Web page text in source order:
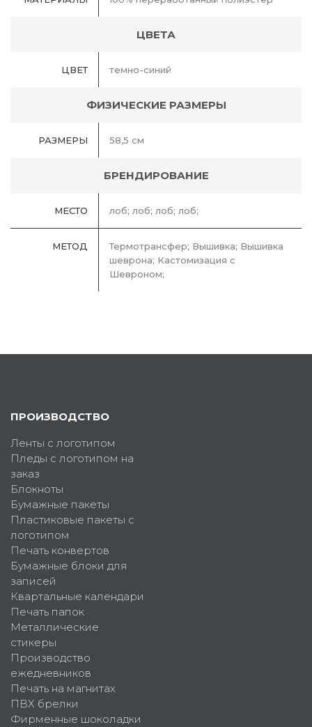
ЦВЕТА
ЦВЕТ темно-синий
ФИЗИЧЕСКИЕ РАЗМЕРЫ
РАЗМЕРЫ 58,5 см
БРЕНДИРОВАНИЕ
МЕСТО лоб; лоб; лоб; лоб;
МЕТОД
Термотрансфер; Вышивка; Вышивка
шеврона; Кастомизация с
Шевроном;
ПРОИЗВОДСТВО
Ленты с логотипом
Пледы с логотипом на
заказ
Блокноты
Бумажные пакеты
Пластиковые пакеты с
логотипом
Печать конвертов
Бумажные блоки для
записей
Квартальные календари
Печать папок
Металлические
стикеры
Производство
ежедневников
Печать на магнитах
ПВХ брелки
Фирменные шоколадки